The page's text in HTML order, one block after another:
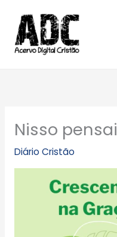
para
conteúdo
Nisso pensai
Diário Cristão